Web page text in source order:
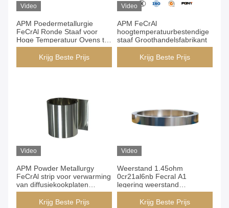
Video
APM Poedermetallurgie
FeCrAl Ronde Staaf voor
Hoge Temperatuur Ovens tot
1400°C met Uitstekende
Oxidatieweerstand
Krijg Beste Prijs
Video
APM FeCrAl
hoogtemperatuurbestendige
staaf Groothandelsfabrikant
Krijg Beste Prijs
Video
APM Powder Metallurgy
FeCrAl strip voor verwarming
van diffusiekookplaten
Groothandel
Krijg Beste Prijs
Video
Weerstand 1.45ohm
0cr21al6nb Fecral A1
legering weerstand
verwarmingsstrip voor oven
Krijg Beste Prijs